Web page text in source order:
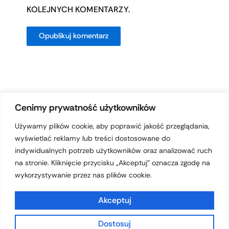
Cenimy prywatność użytkowników
Używamy plików cookie, aby poprawić jakość przeglądania,
wyświetlać reklamy lub treści dostosowane do
indywidualnych potrzeb użytkowników oraz analizować ruch
na stronie. Kliknięcie przycisku „Akceptuj” oznacza zgodę na
wykorzystywanie przez nas plików cookie.
Dostosuj
Akceptuj
KOLEJNYCH KOMENTARZY.
Prawa autorskie © 2026 hotelferdynand.pl | Obsługiwane przez
Motyw Astra WordPress
Polityka prywatności